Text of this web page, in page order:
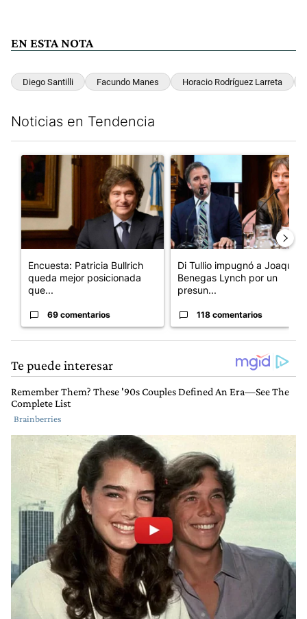
EN ESTA NOTA
Diego Santilli Facundo Manes Horacio Rodríguez Larreta
Noticias en Tendencia
Un artículo de tendencia con el título "Encuesta: Patricia
Encuesta: Patricia Bullrich
queda mejor posicionada
que...
69 comentarios
Un artículo de tendencia con
Di Tullio impugnó a Joaquín
Benegas Lynch por un
presun...
118 comentarios